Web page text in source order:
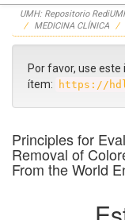
Skip
navigation
UMH: Repositorio
MEDICINA CLÍNICA
Por favor, use
ítem:
https://
Principles for
Removal of
From the World